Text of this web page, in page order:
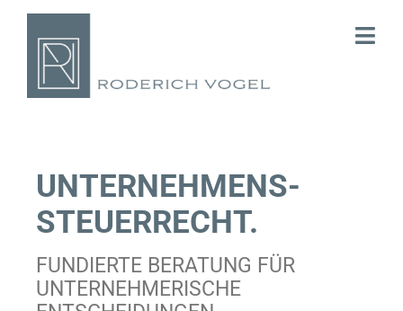
Skip
content
Kanzlei
Steuerberatung
Consulting
Karriere
UNTERNEHMENS­
STEUERRECHT.
FUNDIERTE BERATUNG FÜR
UNTERNEHMERISCHE